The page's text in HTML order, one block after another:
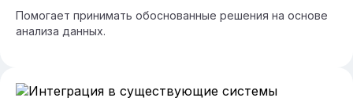
Помогает принимать обоснованные решения на основе
анализа данных.